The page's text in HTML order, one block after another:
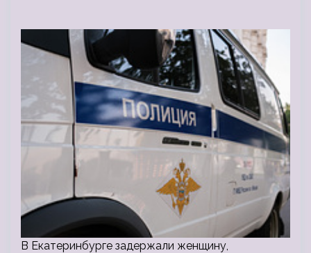
В Екатеринбурге задержали женщину,